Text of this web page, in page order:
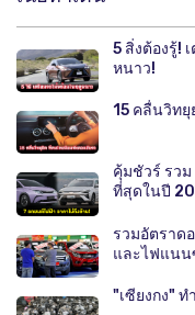
5 สิ่งต้องรู้!
หนาว!
15 คลื่นวิท
คุ้มชัวร์ รว
ที่สุดในปี
รวมอัตราด
และไฟแนน
"เซียงกง" ท